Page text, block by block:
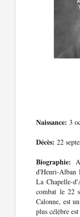
Naissance: 3
Décès: 22
Biographie:
d'Henri-Alban
La Chapelle-
combat le 22
Calonne, est
plus célèbre